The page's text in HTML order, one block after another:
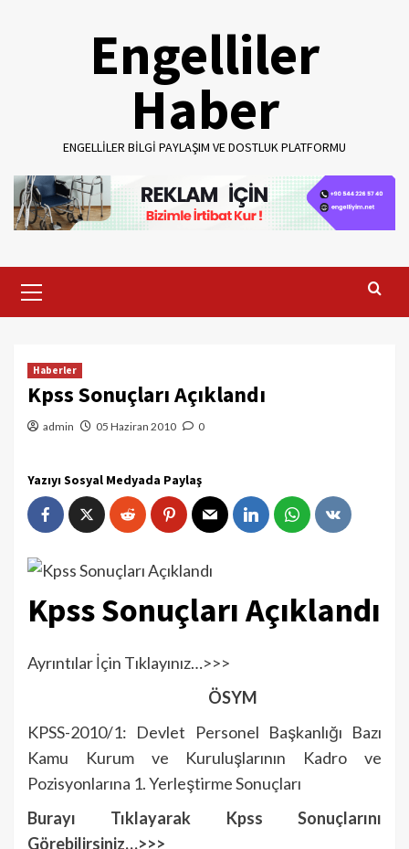
Engelliler
Haber
ENGELLILER BILGI PAYLAŞIM VE DOSTLUK PLATFORMU
Menu
Haberler
Kpss Sonuçları Açıklandı
admin 05 Haziran 2010 0
Yazıyı Sosyal Medyada Paylaş
Kpss Sonuçları Açıklandı
Ayrıntılar İçin Tıklayınız…>>>
ÖSYM
KPSS-2010/1: Devlet Personel Başkanlığı Bazı
Kamu Kurum ve Kuruluşlarının Kadro ve
Pozisyonlarına 1. Yerleştirme Sonuçları
Burayı Tıklayarak Kpss Sonuçlarını
Görebilirsiniz…>>>